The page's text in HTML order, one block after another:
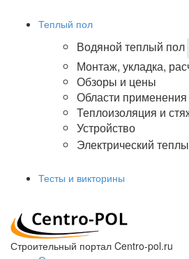
Теплый пол
Водяной теплый пол
Монтаж, укладка,
Обзоры и цены
Области применения
Теплоизоляция и
Устройство
Электрический
Тесты и викторины
Строительный портал Centro-pol.ru